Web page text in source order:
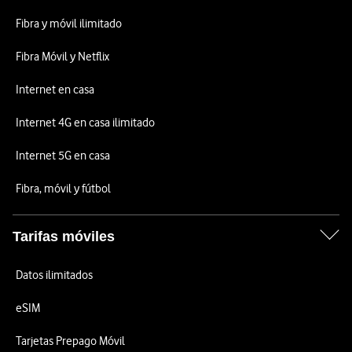
Fibra y móvil ilimitado
Fibra Móvil y Netflix
Internet en casa
Internet 4G en casa ilimitado
Internet 5G en casa
Fibra, móvil y fútbol
Tarifas móviles
Datos ilimitados
eSIM
Tarjetas Prepago Móvil